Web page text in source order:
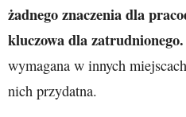
żadnego znaczenia dla
kluczowa dla zatrudnionego.
wymagana w innych
nich przydatna.